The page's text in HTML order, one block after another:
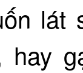
lát
hay